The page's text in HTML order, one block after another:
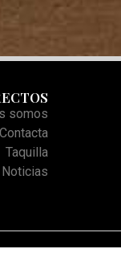
somos
Contacta
Taquilla
Noticias